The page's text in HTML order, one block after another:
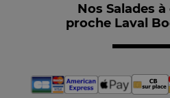
Nos Salades
proche Laval